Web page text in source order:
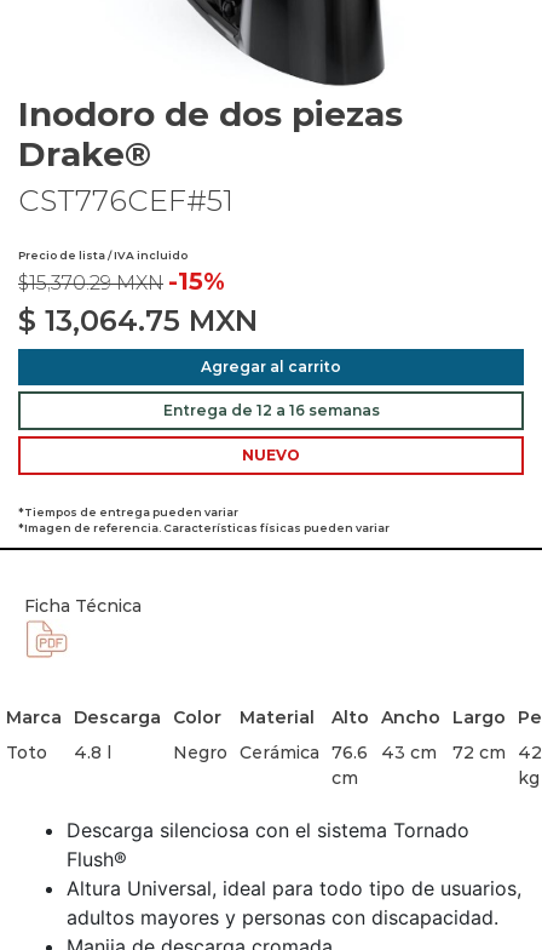
Inodoro de dos piezas
Drake®
CST776CEF#51
Precio de lista / IVA incluido
$15,370.29 MXN -15%
$ 13,064.75 MXN
Agregar al carrito
Entrega de 12 a 16 semanas
NUEVO
*Tiempos de entrega pueden variar
*Imagen de referencia. Características físicas pueden variar
Ficha Técnica
Marca Descarga Color Material Alto Ancho Largo
Toto
4.8 l Negro Cerámica
76.6
cm
43 cm 72 cm
kg
Descarga silenciosa con el sistema Tornado
Flush®
Altura Universal, ideal para todo tipo de usuarios,
adultos mayores y personas con discapacidad.